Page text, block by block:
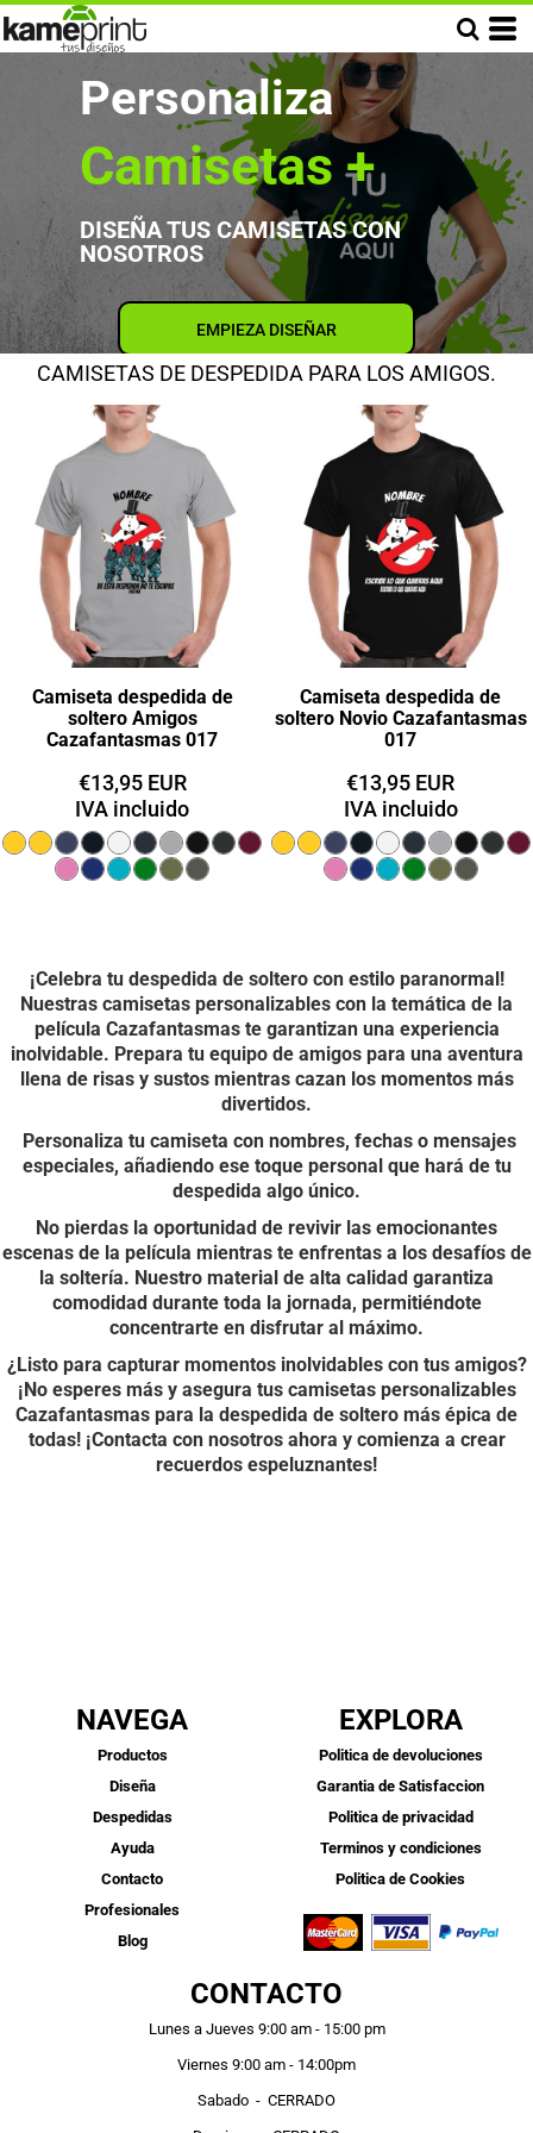
Personaliza
Camisetas +
DISEÑA TUS CAMISETAS CON
NOSOTROS
EMPIEZA DISEÑAR
CAMISETAS DE DESPEDIDA PARA LOS AMIGOS.
Camiseta despedida de
soltero Amigos
Cazafantasmas 017
€13,95 EUR
IVA incluido
Camiseta despedida de
soltero Novio Cazafantasmas
017
€13,95 EUR
IVA incluido
¡Celebra tu despedida de soltero con estilo paranormal!
Nuestras camisetas personalizables con la temática de la
película Cazafantasmas te garantizan una experiencia
inolvidable. Prepara tu equipo de amigos para una aventura
llena de risas y sustos mientras cazan los momentos más
divertidos.
Personaliza tu camiseta con nombres, fechas o mensajes
especiales, añadiendo ese toque personal que hará de tu
despedida algo único.
No pierdas la oportunidad de revivir las emocionantes
escenas de la película mientras te enfrentas a los desafíos de
la soltería. Nuestro material de alta calidad garantiza
comodidad durante toda la jornada, permitiéndote
concentrarte en disfrutar al máximo.
¿Listo para capturar momentos inolvidables con tus amigos?
¡No esperes más y asegura tus camisetas personalizables
Cazafantasmas para la despedida de soltero más épica de
todas! ¡Contacta con nosotros ahora y comienza a crear
recuerdos espeluznantes!
NAVEGA
Productos
Diseña
Despedidas
Ayuda
Contacto
Profesionales
Blog
EXPLORA
Politica de devoluciones
Garantia de Satisfaccion
Politica de privacidad
Terminos y condiciones
Politica de Cookies
CONTACTO
Lunes a Jueves 9:00 am - 15:00 pm
Viernes 9:00 am - 14:00pm
Sabado - CERRADO